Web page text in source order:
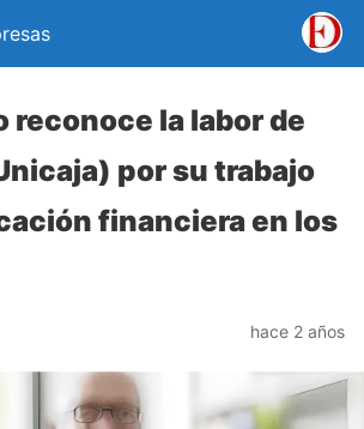
reconoce la labor de
por su trabajo
financiera en los
hace 2 años